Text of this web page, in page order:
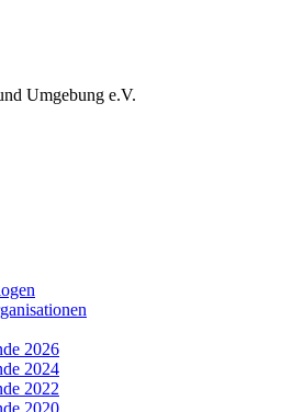
Umgebung e.V.
2026
2024
2022
2020